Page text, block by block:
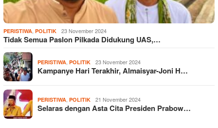
PERISTIWA POLITIK 23 November 2024
Tidak Semua Paslon Pilkada Didukung UAS,…
PERISTIWA POLITIK 23 November 2024
Kampanye Hari Terakhir, Almaisyar-Joni H…
PERISTIWA POLITIK 21 November 2024
Selaras dengan Asta Cita Presiden Prabow…